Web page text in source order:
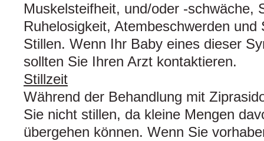
Muskelsteifheit, und/oder -schwäche,
Ruhelosigkeit, Atembeschwerden und
Stillen. Wenn Ihr Baby eines dieser
sollten Sie Ihren Arzt kontaktieren.
Stillzeit
Während der Behandlung mit
Sie nicht stillen, da kleine Mengen
übergehen können. Wenn Sie